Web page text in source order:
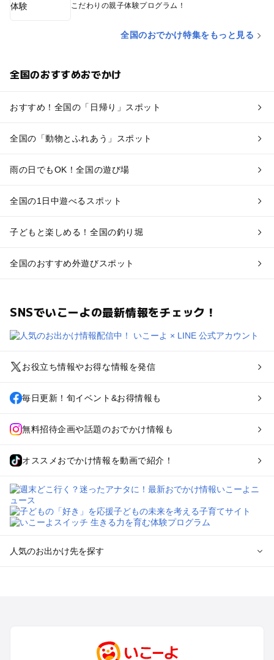
こだわりの親子体験プログラム！
全国のおでかけ特集をもっと見る
全国のおすすめおでかけ
おすすめ！全国の「日帰り」スポット
全国の「動物とふれあう」スポット
雨の日でもOK！全国の遊び場
全国の1日中遊べるスポット
子どもと楽しめる！全国の釣り堀
全国のおすすめ外遊びスポット
SNSでいこーよの最新情報をチェック！
お役立ち情報やお得な情報を発信
毎日更新！旬イベント&お得情報も
無料招待企画や話題のおでかけ情報も
オススメおでかけ情報を動画で紹介！
人気のお出かけ先を探す
関西のプールおでかけ